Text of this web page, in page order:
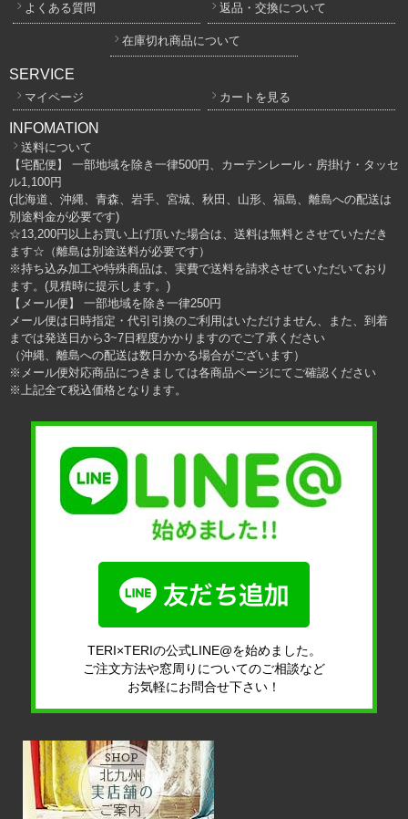
よくある質問 返品・交換について
在庫切れ商品について
SERVICE
マイページ カートを見る
INFOMATION
送料について
【宅配便】 一部地域を除き一律500円、カーテンレール・房掛け・タッセ
ル1,100円
(北海道、沖縄、青森、岩手、宮城、秋田、山形、福島、離島への配送は
別途料金が必要です)
☆13,200円以上お買い上げ頂いた場合は、送料は無料とさせていただき
ます☆（離島は別途送料が必要です）
※持ち込み加工や特殊商品は、実費で送料を請求させていただいており
ます。(見積時に提示します。)
【メール便】 一部地域を除き一律250円
メール便は日時指定・代引引換のご利用はいただけません、また、到着
までは発送日から3~7日程度かかりますのでご了承ください
（沖縄、離島への配送は数日かかる場合がございます）
※メール便対応商品につきましては各商品ページにてご確認ください
※上記全て税込価格となります。
TERI×TERIの公式LINE@を始めました。
ご注文方法や窓周りについてのご相談など
お気軽にお問合せ下さい！